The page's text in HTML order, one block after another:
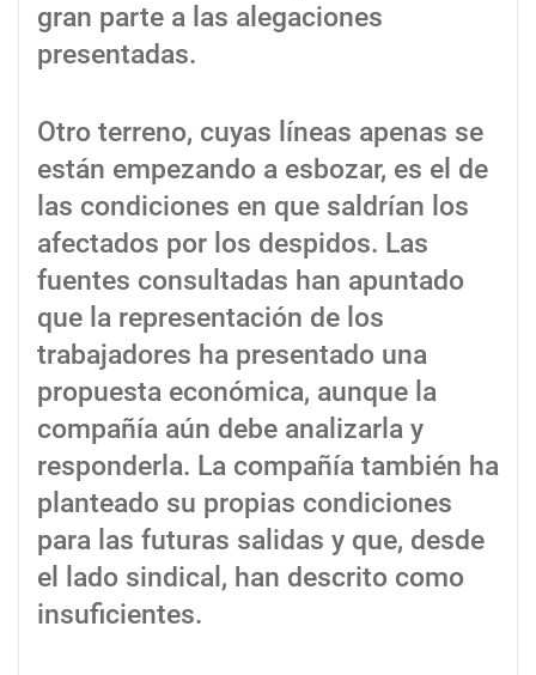
gran parte a las alegaciones
presentadas.
Otro terreno, cuyas líneas apenas se
están empezando a esbozar, es el de
las condiciones en que saldrían los
afectados por los despidos. Las
fuentes consultadas han apuntado
que la representación de los
trabajadores ha presentado una
propuesta económica, aunque la
compañía aún debe analizarla y
responderla. La compañía también ha
planteado su propias condiciones
para las futuras salidas y que, desde
el lado sindical, han descrito como
insuficientes.